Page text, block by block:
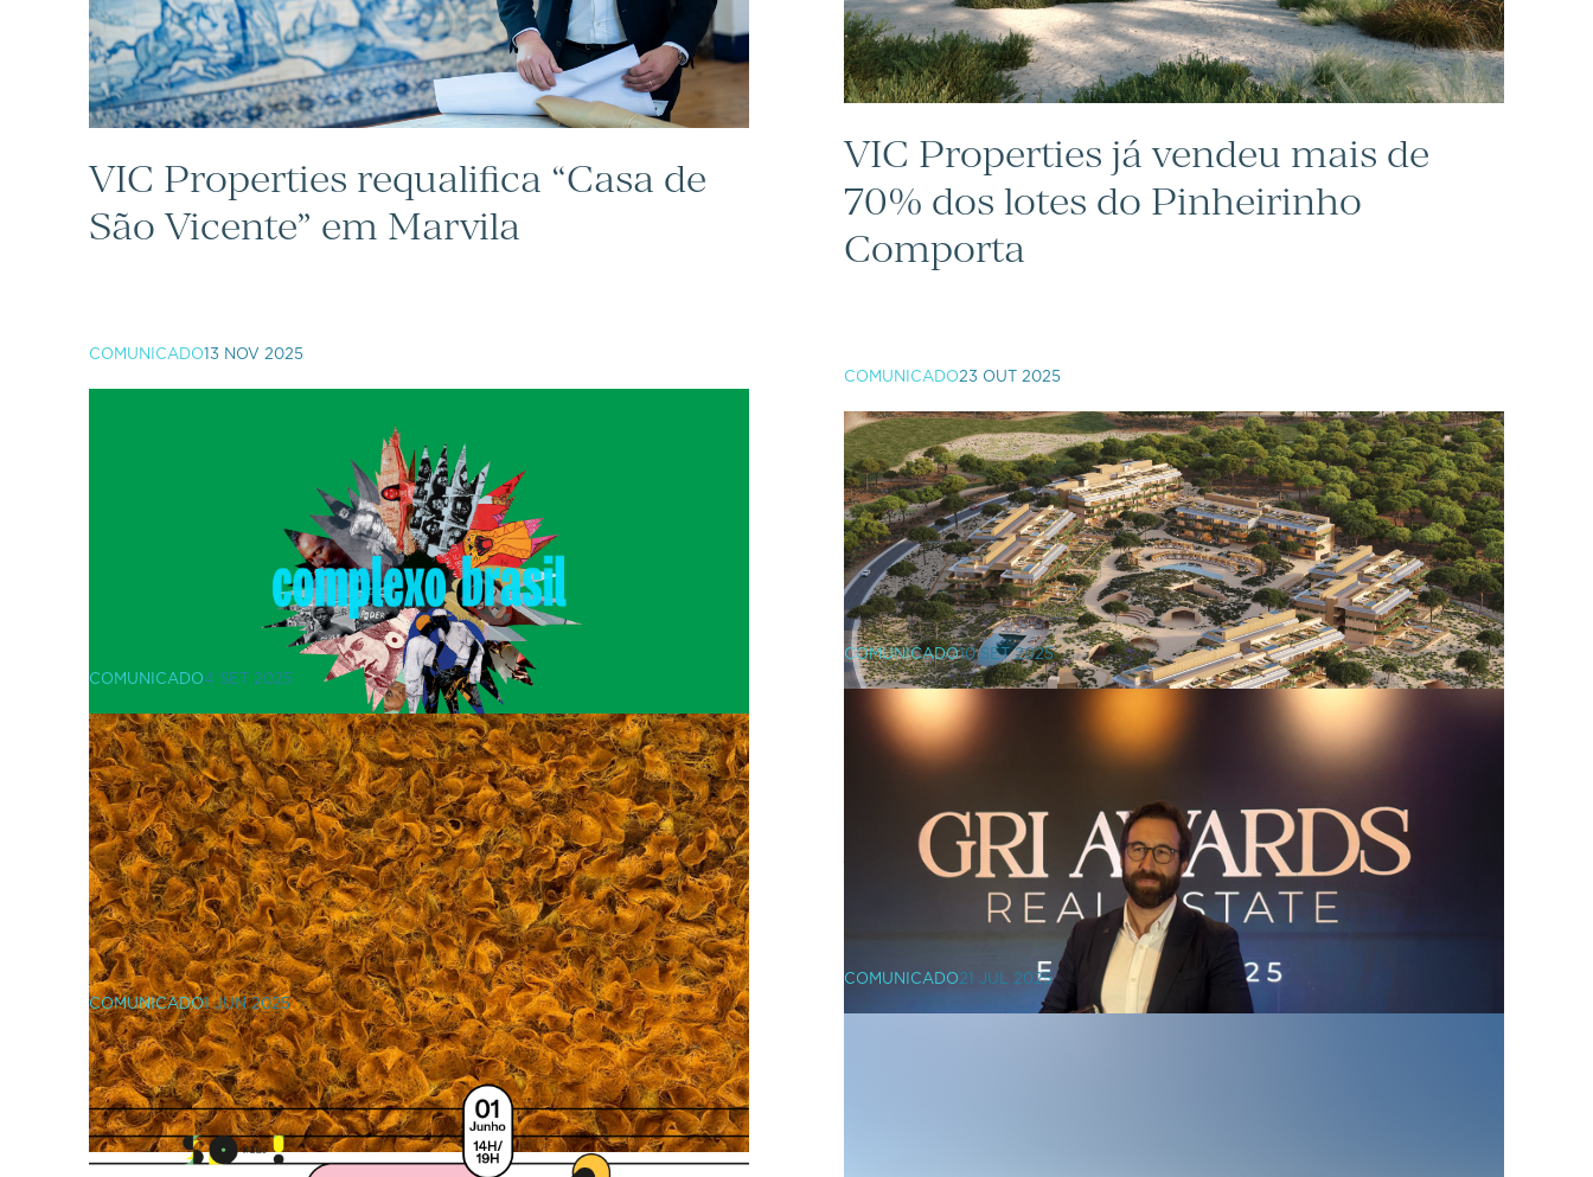
VIC Properties já vendeu mais de
70% dos lotes do Pinheirinho
Comporta
VIC Properties requalifica “Casa de
São Vicente” em Marvila
COMUNICADO13 NOV 2025
VIC Properties reforça relação com
Fundação Calouste Gulbenkian com
apoio à exposição "Complexo Brasil”
COMUNICADO23 OUT 2025
VIC Properties inicia a
comercialização do Pin Comporta
COMUNICADO10 SET 2025
COMUNICADO4 SET 2025
COMUNICADO21 JUL 2025
COMUNICADO1 JUN 2025